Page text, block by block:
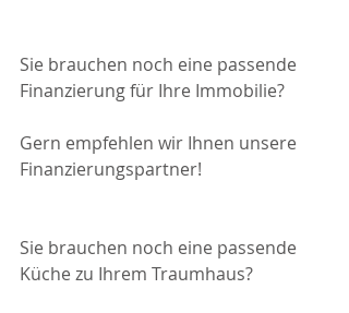
Sie brauchen noch eine passende
Finanzierung für Ihre Immobilie?
Gern empfehlen wir Ihnen unsere
Finanzierungspartner!
Sie brauchen noch eine passende
Küche zu Ihrem Traumhaus?